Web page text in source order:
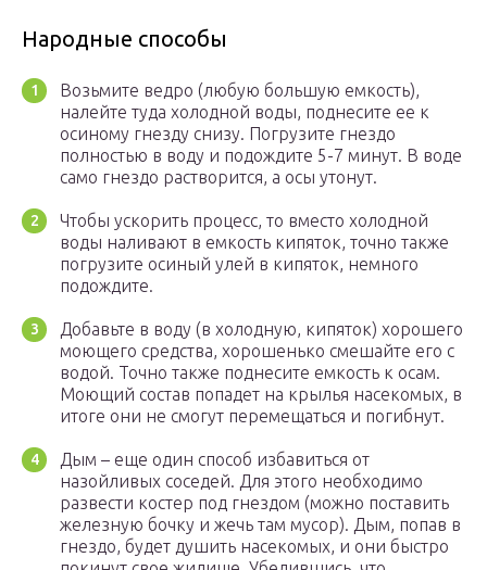
Народные способы
Возьмите ведро (любую большую емкость),
налейте туда холодной воды, поднесите ее к
осиному гнезду снизу. Погрузите гнездо
полностью в воду и подождите 5-7 минут. В воде
само гнездо растворится, а осы утонут.
Чтобы ускорить процесс, то вместо холодной
воды наливают в емкость кипяток, точно также
погрузите осиный улей в кипяток, немного
подождите.
Добавьте в воду (в холодную, кипяток) хорошего
моющего средства, хорошенько смешайте его с
водой. Точно также поднесите емкость к осам.
Моющий состав попадет на крылья насекомых, в
итоге они не смогут перемещаться и погибнут.
Дым – еще один способ избавиться от
назойливых соседей. Для этого необходимо
развести костер под гнездом (можно поставить
железную бочку и жечь там мусор). Дым, попав в
гнездо, будет душить насекомых, и они быстро